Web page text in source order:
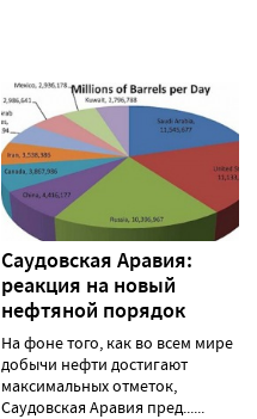
Саудовская Аравия:
реакция на новый
нефтяной порядок
На фоне того, как во всем мире
добычи нефти достигают
максимальных отметок,
Саудовская Аравия пред......